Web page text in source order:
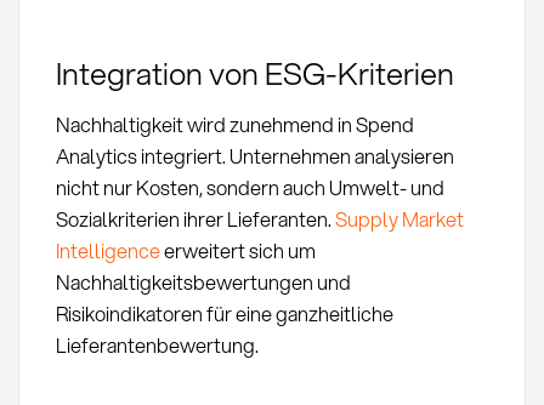
Integration von ESG-Kriterien
Nachhaltigkeit wird zunehmend in Spend
Analytics integriert. Unternehmen analysieren
nicht nur Kosten, sondern auch Umwelt- und
Sozialkriterien ihrer Lieferanten.Supply Market
Intelligenceerweitert sich um
Nachhaltigkeitsbewertungen und
Risikoindikatoren für eine ganzheitliche
Lieferantenbewertung.